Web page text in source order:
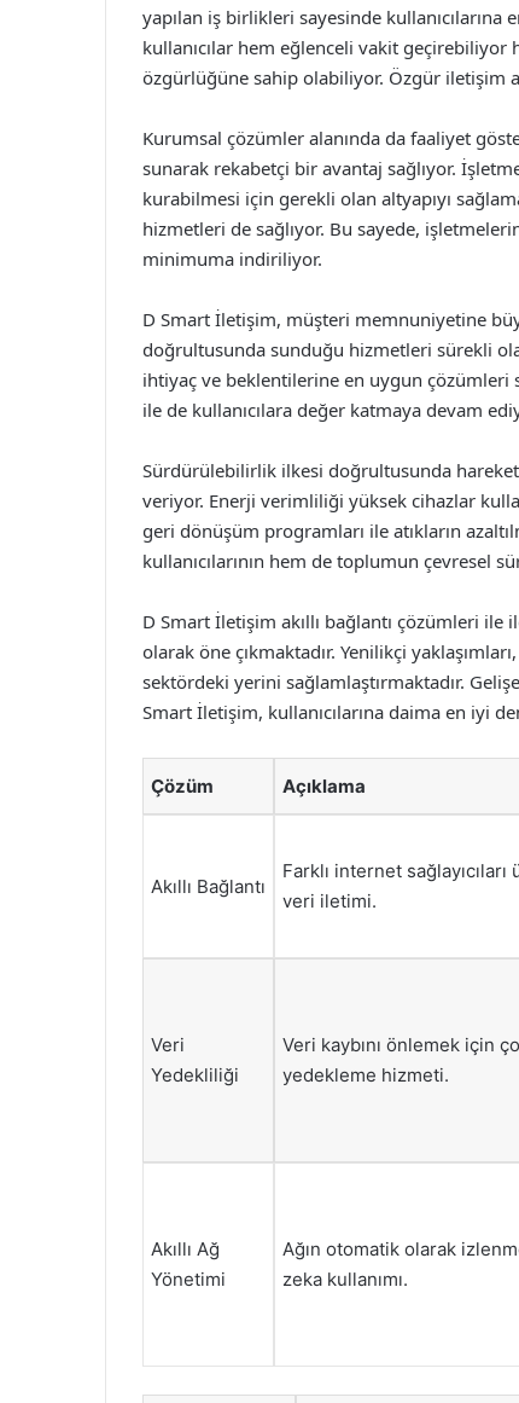
yapılan iş birlikleri sayesinde
kullanıcılar hem eğlenceli vakit
özgürlüğüne sahip olabiliyor. Özgür iletişim
Kurumsal çözümler alanında da faaliyet
sunarak rekabetçi bir avantaj sağlıyor.
kurabilmesi için gerekli olan altyapıyı
hizmetleri de sağlıyor. Bu sayede,
minimuma indiriliyor.
D Smart İletişim, müşteri memnuniyetine
doğrultusunda sunduğu hizmetleri sürekli
ihtiyaç ve beklentilerine en uygun çözümleri
ile de kullanıcılara değer katmaya devam
Sürdürülebilirlik ilkesi doğrultusunda
veriyor. Enerji verimliliği yüksek cihazlar
geri dönüşüm programları ile atıkların
kullanıcılarının hem de toplumun çevresel
D Smart İletişim akıllı bağlantı çözümleri
olarak öne çıkmaktadır. Yenilikçi
sektördeki yerini sağlamlaştırmaktadır.
Smart İletişim, kullanıcılarına daima en iyi
Çözüm Açıklama
Akıllı Bağlantı
Farklı internet
veri iletimi.
Veri
Yedekliliği
Veri kaybını önlemek için
yedekleme hizmeti.
Akıllı Ağ
Yönetimi
Ağın otomatik olarak
zeka kullanımı.